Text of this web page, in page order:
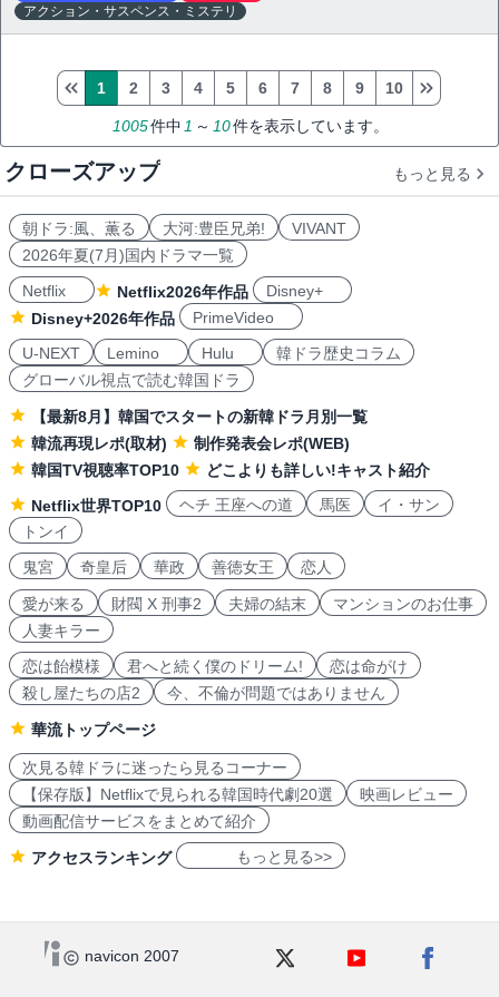
アクション・サスペンス・ミステリ
1005件中1 ～ 10件を表示しています。
1 2 3 4 5 6 7 8 9 10
クローズアップ もっと見る
朝ドラ:風、薫る 大河:豊臣兄弟!
VIVANT
2026年夏(7月)国内ドラマ一覧
Netflix
Netflix2026年作品
Disney+
Disney+2026年作品
PrimeVideo
U-NEXT
Lemino Hulu
韓ドラ歴史コラム
グローバル視点で読む韓国ドラ
【最新8月】韓国でスタートの新韓ドラ月別一覧
韓流再現レポ(取材)
制作発表会レポ(WEB)
韓国TV視聴率TOP10
どこよりも詳しい!キャスト紹介
Netflix世界TOP10
ヘチ 王座への道 馬医
イ・サン
トンイ
鬼宮
奇皇后 華政 善徳女王 恋人
愛が来る 財閥 X 刑事2 夫婦の結末
マンションのお仕事
人妻キラー
恋は飴模様
君へと続く僕のドリーム!
恋は命がけ
殺し屋たちの店2
今、不倫が問題ではありません
華流トップページ
次見る韓ドラに迷ったら見るコーナー
【保存版】Netflixで見られる韓国時代劇20選
映画レビュー
動画配信サービスをまとめて紹介
アクセスランキング もっと見る>>
navicon 2007